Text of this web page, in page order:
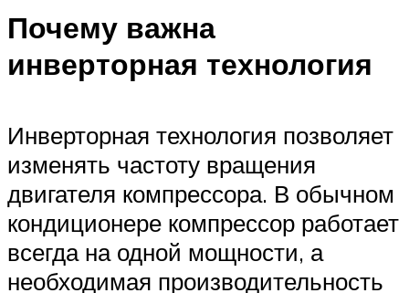
Почему важна
инверторная технология
Инверторная технология позволяет
изменять частоту вращения
двигателя компрессора. В обычном
кондиционере компрессор работает
всегда на одной мощности, а
необходимая производительность